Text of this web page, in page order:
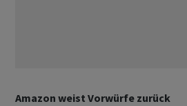
Amazon weist Vorwürfe zurück